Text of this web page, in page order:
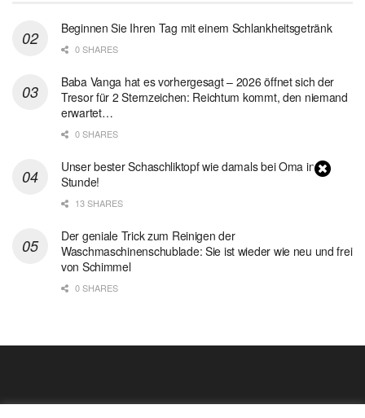
Beginnen Sie Ihren Tag mit einem Schlankheitsgetränk
0 SHARES
Baba Vanga hat es vorhergesagt – 2026 öffnet sich der
Tresor für 2 Sternzeichen: Reichtum kommt, den niemand
erwartet…
0 SHARES
Unser bester Schaschliktopf wie damals bei Oma in 1
Stunde!
13 SHARES
Der geniale Trick zum Reinigen der
Waschmaschinenschublade: Sie ist wieder wie neu und frei
von Schimmel
0 SHARES